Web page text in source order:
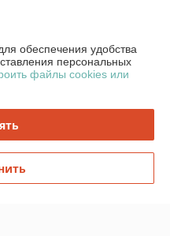
обеспечения удобства
персональных
файлы cookies или